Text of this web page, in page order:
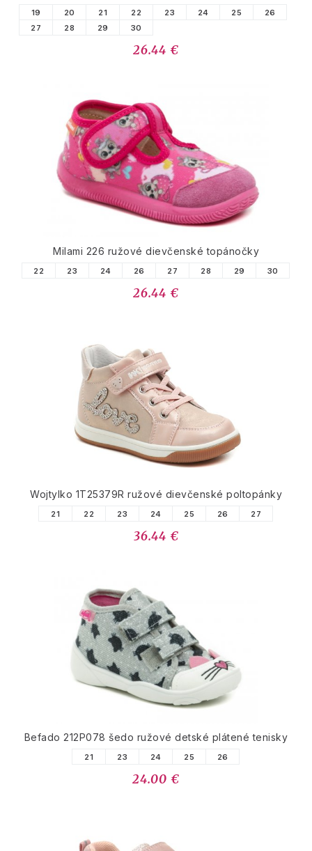
19 20 21 22 23 24 25
26
27
28 29 30
26.44 €
Milami 226 ružové dievčenské topánočky
22 23 24 26 27 28 29 30
26.44 €
Wojtylko 1T25379R ružové dievčenské poltopánky
21 22 23 24 25 26 27
36.44 €
Befado 212P078 šedo ružové detské plátené tenisky
21 23 24 25 26
24.00 €